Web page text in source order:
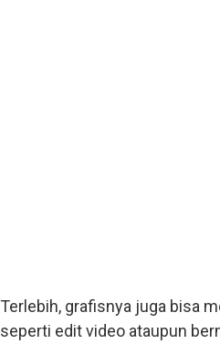
Terlebih, grafisnya juga bisa
seperti edit video ataupun